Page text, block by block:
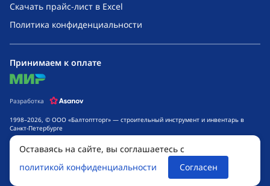
Скачать прайс-лист в Excel
Политика конфиденциальности
1998–2026, © ООО «Балтоптторг» — строительный инструмент и инвентарь в
Санкт-Петербурге
Обращаем ваше внимание на то, что данный интернет-сайт носит исключительно
информационный характер и ни при каких условиях не является публичной
офертой, определяемой положениями ч. 2 ст. 437 Гражданского кодекса
Российской Федерации. Для получения подробной информации о стоимости
товаров и сроках выполнения услуг, обращайтесь к менеджерам компании.
Принимаем к оплате
mir
Разработка
Оставаясь на сайте, вы соглашаетесь с
политикой конфиденциальности
Согласен